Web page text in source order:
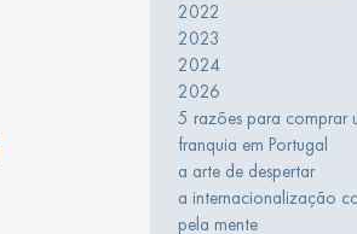
2022
2023
2024
2026
5 razões para comprar
franquia em Portugal
a arte de despertar
a internacionalização
pela mente